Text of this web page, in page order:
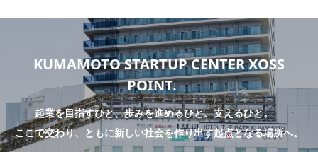
KUMAMOTO STARTUP CENTER XOSS
POINT.
起業を目指すひと、歩みを進めるひと、支えるひと。
ここで交わり、ともに新しい社会を作り出す起点となる場所へ。